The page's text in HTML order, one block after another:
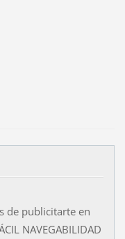
de publicitarte en
NAVEGABILIDAD